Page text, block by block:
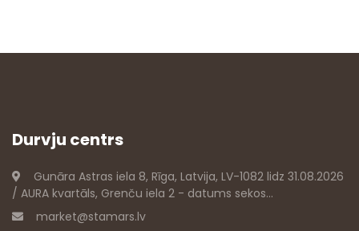
Durvju centrs
Gunāra Astras iela 8, Rīga, Latvija, LV-1082 lidz 31.08.2026
/ AURA kvartāls, Grenču iela 2 - datums sekos...
market@stamars.lv